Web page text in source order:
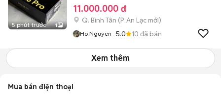
5 phút trước 1
11.000.000 đ
Q. Bình Tân (P. An Lạc mới)
Ho Nguyen 5.0 10 đã bán
Xem thêm
Mua bán điện thoại